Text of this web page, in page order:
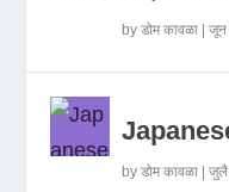
byडोम कावळा |जून
byडोम कावळा |जुलै